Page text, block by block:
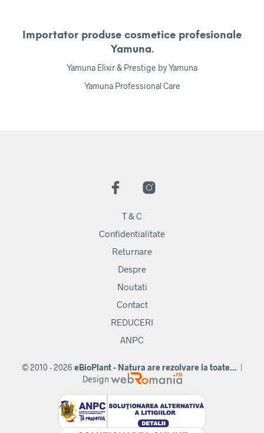
Importator produse cosmetice profesionale
Yamuna.
Yamuna Elixir & Prestige by Yamuna
Yamuna Professional Care
T & C
Confidentialitate
Returnare
Despre
Noutati
Contact
REDUCERI
ANPC
© 2010 - 2026 eBioPlant - Natura are rezolvare la toate... |
Design